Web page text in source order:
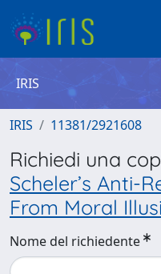
IRIS
IRIS 11381/2921608
Richiedi una
Scheler’s Anti-
From Moral
Nome del richiedente